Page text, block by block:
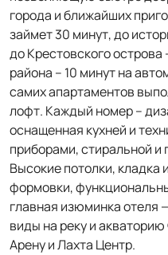
города и ближайших
займет 30 минут, до
до Крестовского острова
района – 10 минут на
самих апартаментов
лофт. Каждый номер –
оснащенная кухней и
приборами, стиральной
Высокие потолки, кладка
формовки,
главная изюминка отеля
виды на реку и
Арену и Лахта Центр.